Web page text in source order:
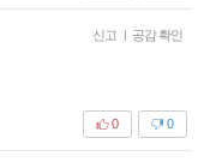
신고 | 공감 확인
0
0